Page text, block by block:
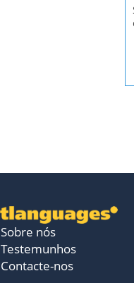
Sobre nós
Testemunhos
Contacte-nos